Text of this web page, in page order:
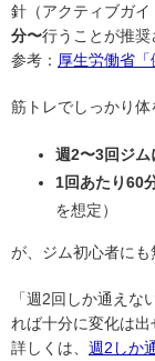
針（アクティブガイ
分〜行うことが推奨
参考： 厚生労働省「
筋トレでしっかり体
週2〜3回ジム
1回あたり60
を想定）
が、ジム初心者にも
「週2回しか通え
れば十分に変化は出
詳しくは、 週2しか